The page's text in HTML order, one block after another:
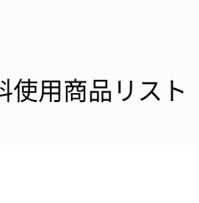
使用商品リス